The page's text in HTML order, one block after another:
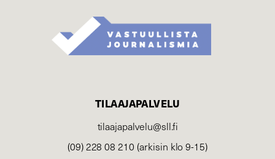
TILAAJAPALVELU
tilaajapalvelu@sll.fi
(09) 228 08 210 (arkisin klo 9-15)